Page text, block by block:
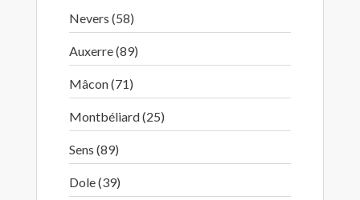
Nevers (58)
Auxerre (89)
Mâcon (71)
Montbéliard (25)
Sens (89)
Dole (39)